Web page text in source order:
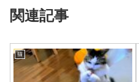
関連記事
猫